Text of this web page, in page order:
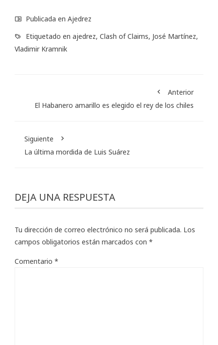
Publicada en Ajedrez
Etiquetado en ajedrez, Clash of Claims, José Martínez,
Vladimir Kramnik
Anterior
El Habanero amarillo es elegido el rey de los chiles
Siguiente
La última mordida de Luis Suárez
DEJA UNA RESPUESTA
Tu dirección de correo electrónico no será publicada. Los
campos obligatorios están marcados con *
Comentario *